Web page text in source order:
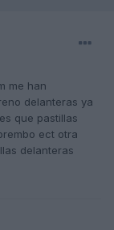
me han
delanteras ya
que pastillas
ect otra
delanteras